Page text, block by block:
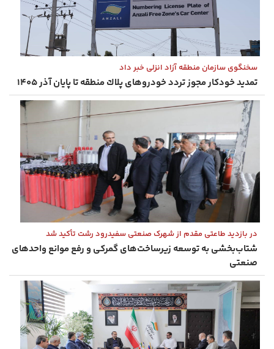
سخنگوی سازمان منطقه آزاد انزلی خبر داد
تمدید خودكار مجوز تردد خودروهای پلاك منطقه تا پایان آذر ۱۴۰۵
در بازدید طاعتی مقدم از شهرک صنعتی سفیدرود رشت تأکید شد
شتاب‌بخشی به توسعه زیرساخت‌های گمركی و رفع موانع واحدهای
صنعتی